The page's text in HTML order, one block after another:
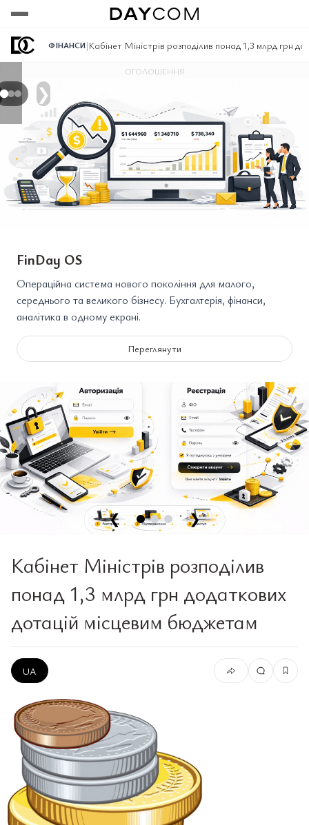
ФІНАНСИ|Кабінет Міністрів розподілив понад 1,3 млрд грн
Переглянути
Переглянути
Переглянути
❯
ОГОЛОШЕННЯ
FinDay OS
Операційна система нового покоління для малого,
середнього та великого бізнесу. Бухгалтерія, фінанси,
аналітика в одному екрані.
Переглянути
❮ ❯
Кабінет Міністрів розподілив
понад 1,3 млрд грн додаткових
дотацій місцевим бюджетам
UA